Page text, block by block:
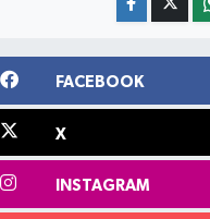
FACEBOOK
X
INSTAGRAM